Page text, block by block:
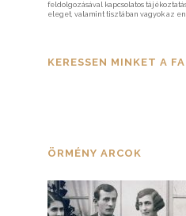
feldolgozásával kapcsolatos
eleget, valamint tisztában vagyok az
KERESSEN MINKET A
ÖRMÉNY ARCOK